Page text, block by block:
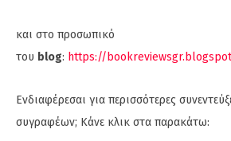
και στο προσωπικό
του blog: https://
Ενδιαφέρεσαι για περισσότερες
συγραφέων; Κάνε κλικ στα παρακάτω: